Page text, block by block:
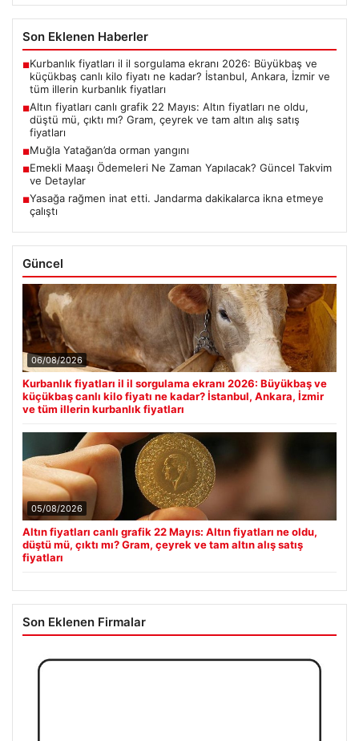
Son Eklenen Haberler
■Kurbanlık fiyatları il il sorgulama ekranı 2026: Büyükbaş ve
küçükbaş canlı kilo fiyatı ne kadar? İstanbul, Ankara, İzmir ve
tüm illerin kurbanlık fiyatları
■Altın fiyatları canlı grafik 22 Mayıs: Altın fiyatları ne oldu,
düştü mü, çıktı mı? Gram, çeyrek ve tam altın alış satış
fiyatları
■Muğla Yatağan’da orman yangını
■Emekli Maaşı Ödemeleri Ne Zaman Yapılacak? Güncel Takvim
ve Detaylar
■Yasağa rağmen inat etti. Jandarma dakikalarca ikna etmeye
çalıştı
Güncel
06/08/2026
Kurbanlık fiyatları il il sorgulama ekranı 2026: Büyükbaş ve
küçükbaş canlı kilo fiyatı ne kadar? İstanbul, Ankara, İzmir
ve tüm illerin kurbanlık fiyatları
05/08/2026
Altın fiyatları canlı grafik 22 Mayıs: Altın fiyatları ne oldu,
düştü mü, çıktı mı? Gram, çeyrek ve tam altın alış satış
fiyatları
Son Eklenen Firmalar